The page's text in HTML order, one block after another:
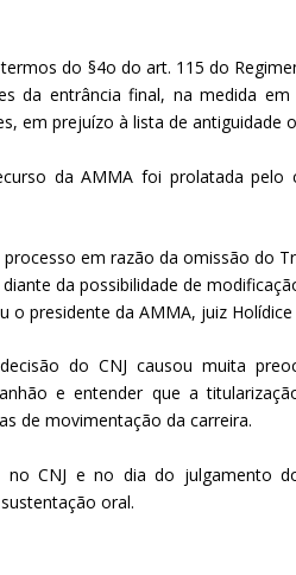
do §4o do art. 115 do
da entrância final, na medida
em prejuízo à lista de antiguidade
da AMMA foi prolatada pelo
em razão da omissão do
da possibilidade de
o presidente da AMMA, juiz
do CNJ causou muita
e entender que a
de movimentação da carreira.
CNJ e no dia do julgamento
oral.